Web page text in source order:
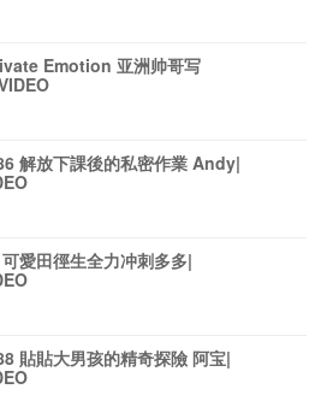
Emotion 亚洲帅哥写
解放下課後的私密作業 Andy|
愛田徑生全力冲刺多多|
貼貼大男孩的精奇探險 阿宝|